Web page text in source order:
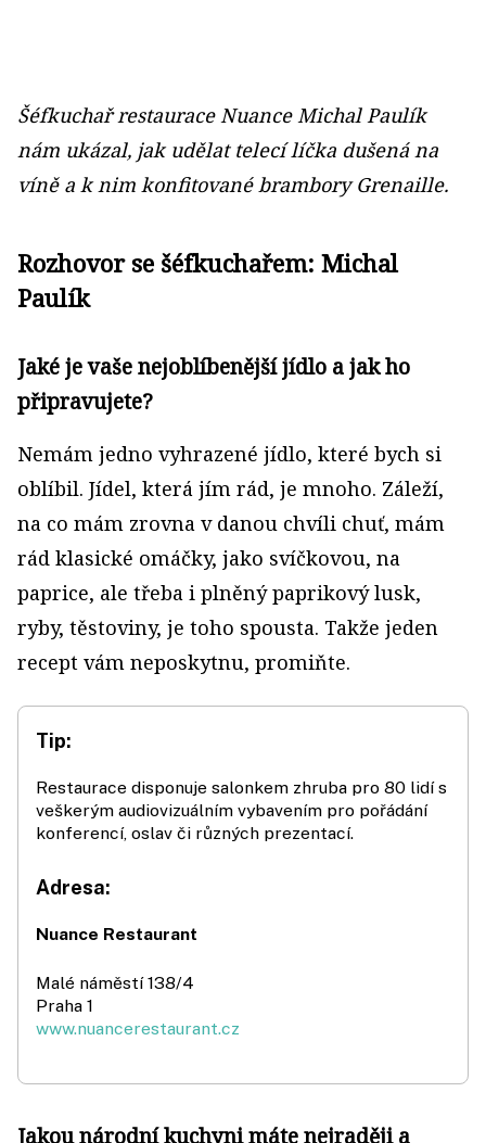
Šéfkuchař restaurace Nuance Michal Paulík
nám ukázal, jak udělat telecí líčka dušená na
víně a k nim konfitované brambory Grenaille.
Rozhovor se šéfkuchařem: Michal
Paulík
Jaké je vaše nejoblíbenější jídlo a jak ho
připravujete?
Nemám jedno vyhrazené jídlo, které bych si
oblíbil. Jídel, která jím rád, je mnoho. Záleží,
na co mám zrovna v danou chvíli chuť, mám
rád klasické omáčky, jako svíčkovou, na
paprice, ale třeba i plněný paprikový lusk,
ryby, těstoviny, je toho spousta. Takže jeden
recept vám neposkytnu, promiňte.
Tip:
Restaurace disponuje salonkem zhruba pro 80 lidí s
veškerým audiovizuálním vybavením pro pořádání
konferencí, oslav či různých prezentací.
Adresa:
Nuance Restaurant
Malé náměstí 138/4
Praha 1
www.nuancerestaurant.cz
Jakou národní kuchyni máte nejraději a